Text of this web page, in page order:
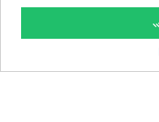
EYAROC COMPANY SL
Dal lunedì al